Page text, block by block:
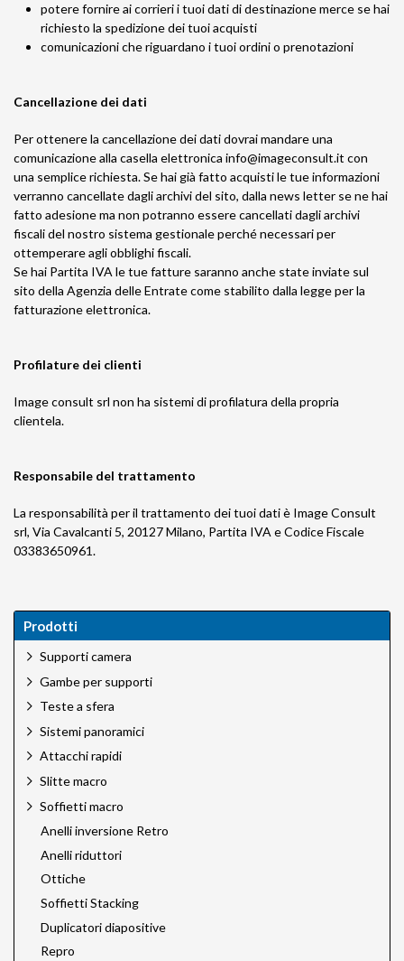
potere fornire ai corrieri i tuoi dati di destinazione merce se hai
richiesto la spedizione dei tuoi acquisti
comunicazioni che riguardano i tuoi ordini o prenotazioni
Cancellazione dei dati
Per ottenere la cancellazione dei dati dovrai mandare una
comunicazione alla casella elettronica info@imageconsult.it con
una semplice richiesta. Se hai già fatto acquisti le tue informazioni
verranno cancellate dagli archivi del sito, dalla news letter se ne hai
fatto adesione ma non potranno essere cancellati dagli archivi
fiscali del nostro sistema gestionale perché necessari per
ottemperare agli obblighi fiscali.
Se hai Partita IVA le tue fatture saranno anche state inviate sul
sito della Agenzia delle Entrate come stabilito dalla legge per la
fatturazione elettronica.
Profilature dei clienti
Image consult srl non ha sistemi di profilatura della propria
clientela.
Responsabile del trattamento
La responsabilità per il trattamento dei tuoi dati è Image Consult
srl, Via Cavalcanti 5, 20127 Milano, Partita IVA e Codice Fiscale
03383650961.
Prodotti
Supporti camera
Gambe per supporti
Teste a sfera
Sistemi panoramici
Attacchi rapidi
Slitte macro
Soffietti macro
Anelli inversione Retro
Anelli riduttori
Ottiche
Soffietti Stacking
Duplicatori diapositive
Repro